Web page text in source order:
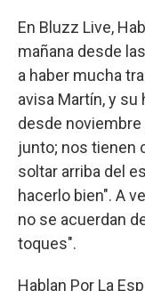
En Bluzz Live,
mañana desde
a haber mucha
avisa Martín, y
desde
junto; nos tienen
soltar arriba del
hacerlo bien". A
no se acuerdan
toques".
Hablan Por La